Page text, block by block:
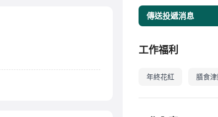
傳送投遞消息
工作福利
年終花紅 膳食